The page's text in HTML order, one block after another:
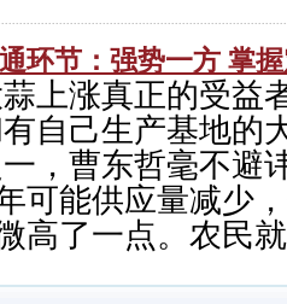
环节：强势一方 掌
上涨真正的受益
自己生产基地的
，曹东哲毫不避
可能供应量减少
高了一点。农民